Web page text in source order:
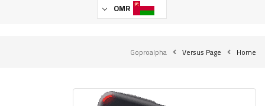
OMR
Home
Versus Page
Goproalpha